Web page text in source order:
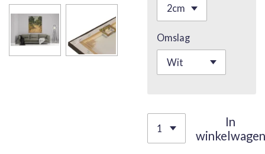
Omslag
In
winkelwagen